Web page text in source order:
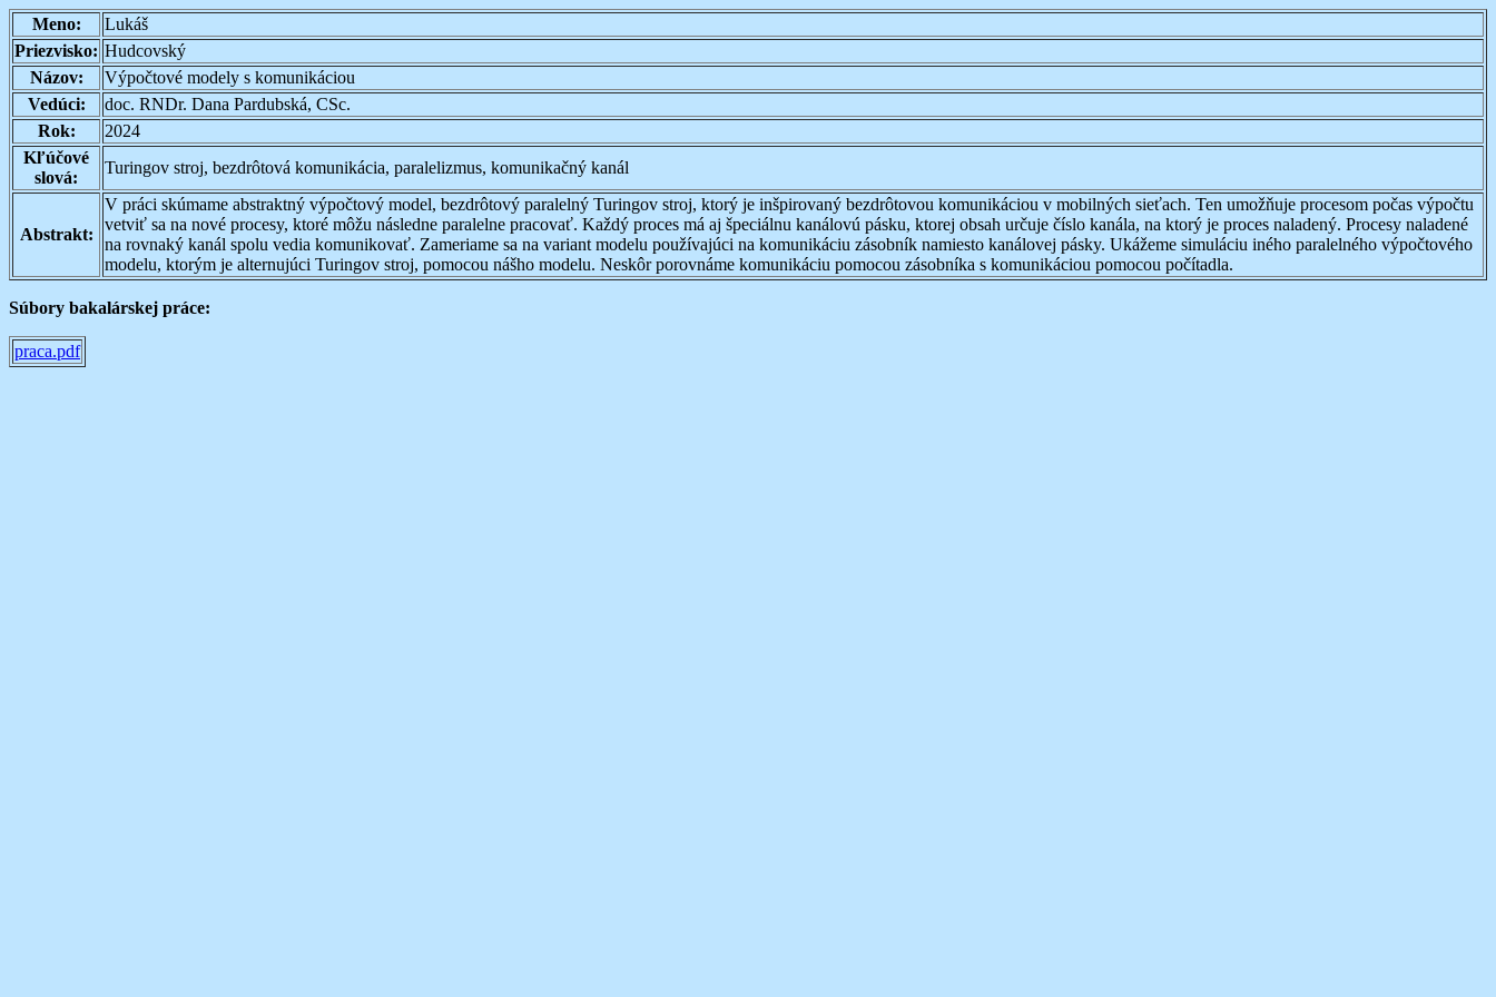
Meno:
Lukáš
Priezvisko: Hudcovský
Názov:
Výpočtové modely s komunikáciou
Vedúci:
doc. RNDr. Dana Pardubská, CSc.
Rok:
2024
Kľúčové
slová:
Turingov stroj, bezdrôtová komunikácia, paralelizmus, komunikačný kanál
Abstrakt:
V práci skúmame abstraktný výpočtový model, bezdrôtový paralelný Turingov stroj, ktorý je inšpirovaný bezdrôtovou komunikáciou v mobilných sieťach. Ten umožňuje procesom počas výpočtu
vetviť sa na nové procesy, ktoré môžu následne paralelne pracovať. Každý proces má aj špeciálnu kanálovú pásku, ktorej obsah určuje číslo kanála, na ktorý je proces naladený. Procesy naladené
na rovnaký kanál spolu vedia komunikovať. Zameriame sa na variant modelu používajúci na komunikáciu zásobník namiesto kanálovej pásky. Ukážeme simuláciu iného paralelného výpočtového
modelu, ktorým je alternujúci Turingov stroj, pomocou nášho modelu. Neskôr porovnáme komunikáciu pomocou zásobníka s komunikáciou pomocou počítadla.
Súbory bakalárskej práce:
praca.pdf